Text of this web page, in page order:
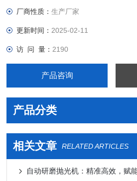
厂商性质：生产厂家
更新时间： 2025-02-11
访 问 量： 2190
产品咨询
产品分类
相关文章 RELATED ARTICLES
自动研磨抛光机：精准高效，赋